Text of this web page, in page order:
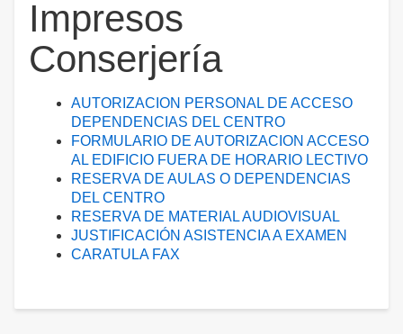
Impresos
Conserjería
AUTORIZACION PERSONAL DE ACCESO
DEPENDENCIAS DEL CENTRO
FORMULARIO DE AUTORIZACION ACCESO
AL EDIFICIO FUERA DE HORARIO LECTIVO
RESERVA DE AULAS O DEPENDENCIAS
DEL CENTRO
RESERVA DE MATERIAL AUDIOVISUAL
JUSTIFICACIÓN ASISTENCIA A EXAMEN
CARATULA FAX